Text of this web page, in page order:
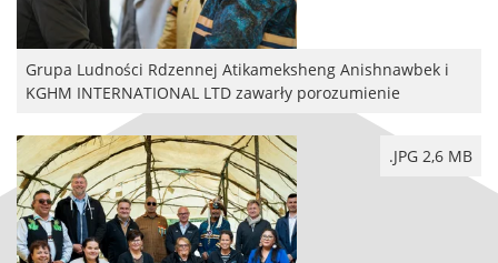
Grupa Ludności Rdzennej Atikameksheng Anishnawbek i
KGHM INTERNATIONAL LTD zawarły porozumienie
.JPG 2,6 MB